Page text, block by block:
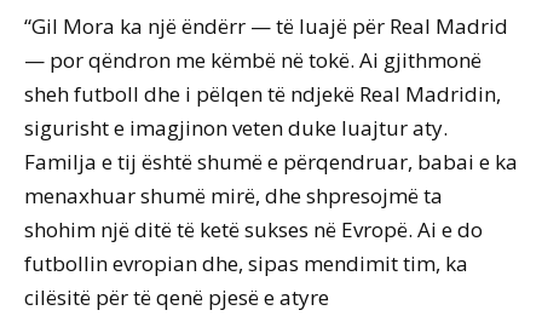
“Gil Mora ka një ëndërr — të luajë për Real Madrid
— por qëndron me këmbë në tokë. Ai gjithmonë
sheh futboll dhe i pëlqen të ndjekë Real Madridin,
sigurisht e imagjinon veten duke luajtur aty.
Familja e tij është shumë e përqendruar, babai e ka
menaxhuar shumë mirë, dhe shpresojmë ta
shohim një ditë të ketë sukses në Evropë. Ai e do
futbollin evropian dhe, sipas mendimit tim, ka
cilësitë për të qenë pjesë e atyre